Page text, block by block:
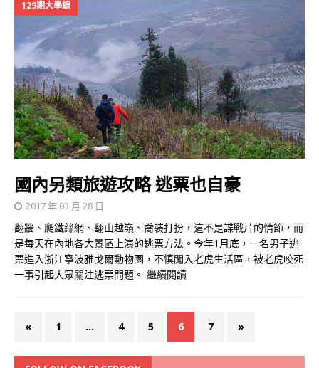
129期大學線
國內另類旅遊攻略 逃票也自豪
2017 年 03 月 28 日
翻牆、爬鐵絲網、翻山越嶺、喬裝打扮，這不是諜戰片的情節，而
是每天在內地各大景區上演的逃票方法。今年1月底，一名男子逃
票進入浙江寧波雅戈爾動物園，不慎闖入老虎生活區，被老虎咬死
一事引起大眾關注逃票問題。 繼續閱讀
« 1 ... 4 5 6 7 »